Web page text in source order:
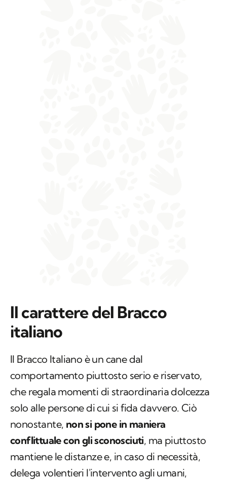
Il carattere del Bracco
italiano
Il Bracco Italiano è un cane dal
comportamento piuttosto serio e riservato,
che regala momenti di straordinaria dolcezza
solo alle persone di cui si fida davvero. Ciò
nonostante, non si pone in maniera
conflittuale con gli sconosciuti, ma piuttosto
mantiene le distanze e, in caso di necessità,
delega volentieri l'intervento agli umani,